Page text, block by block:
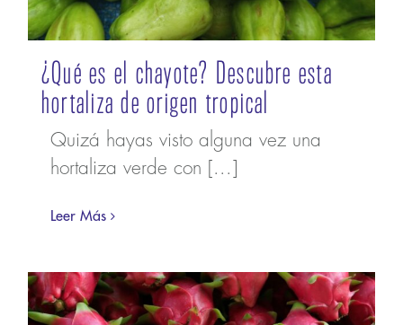
¿Qué es el chayote? Descubre esta
hortaliza de origen tropical
Quizá hayas visto alguna vez una
hortaliza verde con [...]
Leer Más